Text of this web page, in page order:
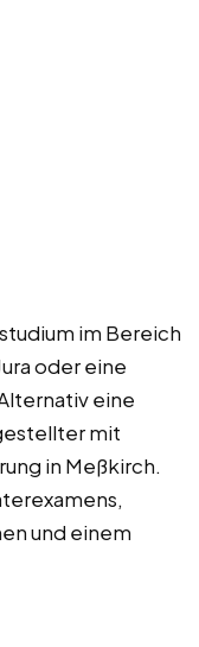
im Bereich
oder eine
eine
mit
in Meßkirch.
und einem